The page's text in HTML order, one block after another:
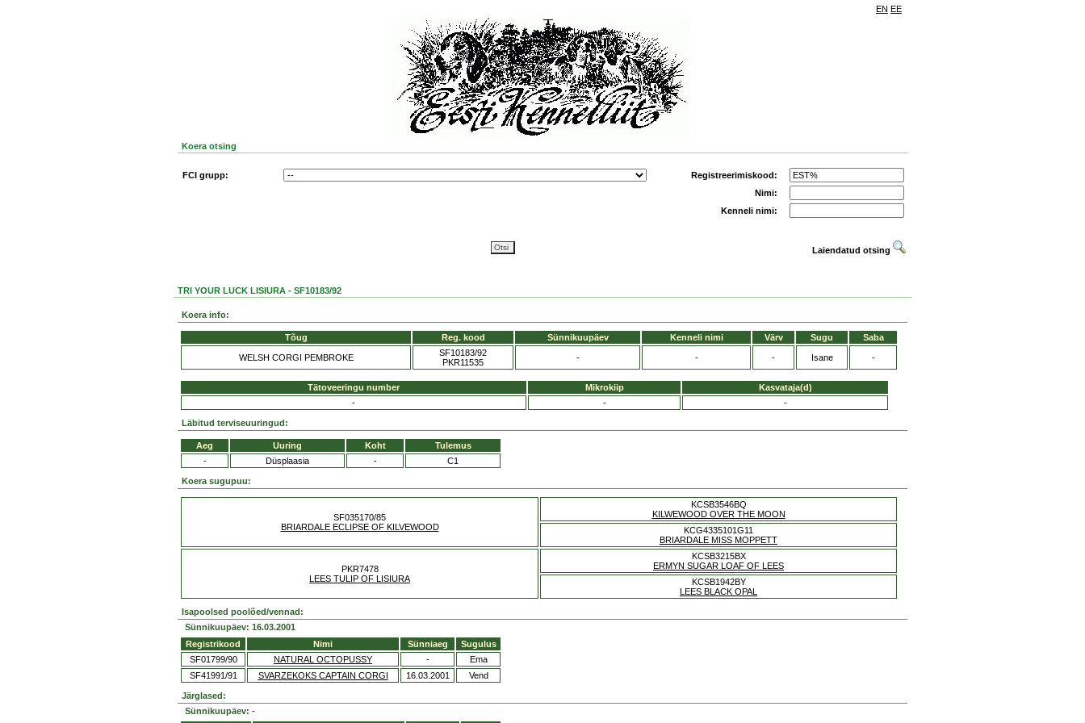
EN EE
Koera otsing
FCI grupp:
Registreerimiskood:
Nimi:
Kenneli nimi:
Laiendatud otsing
TRI YOUR LUCK LISIURA - SF10183/92
Koera info:
Tõug Reg. kood Sünnikuupäev Kenneli nimi Värv Sugu Saba
WELSH CORGI PEMBROKE
SF10183/92
PKR11535
- - - Isane -
Tätoveeringu number Mikrokiip
Kasvataja(d)
-
- -
Läbitud terviseuuringud:
Aeg Uuring Koht
Tulemus
-
Düsplaasia - C1
Koera sugupuu:
SF035170/85
BRIARDALE ECLIPSE OF KILVEWOOD
KCSB3546BQ
KILWEWOOD OVER THE MOON
KCG4335101G11
BRIARDALE MISS MOPPETT
PKR7478
LEES TULIP OF LISIURA
KCSB3215BX
ERMYN SUGAR LOAF OF LEES
KCSB1942BY
LEES BLACK OPAL
Isapoolsed poolõed/vennad:
Sünnikuupäev: 16.03.2001
Registrikood
Nimi Sünniaeg
Sugulus
SF01799/90
NATURAL OCTOPUSSY -
Ema
SF41991/91
SVARZEKOKS CAPTAIN CORGI 16.03.2001 Vend
Järglased:
Sünnikuupäev: -